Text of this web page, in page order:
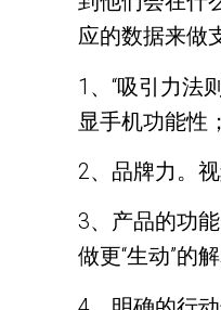
应的数据来做
1、“吸引力法
显手机功能性；
2、品牌力。
3、产品的功
做更“生动”的